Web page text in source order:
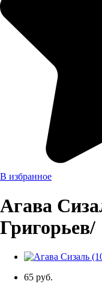
В избранное
Агава
Григорьев/
65 руб.